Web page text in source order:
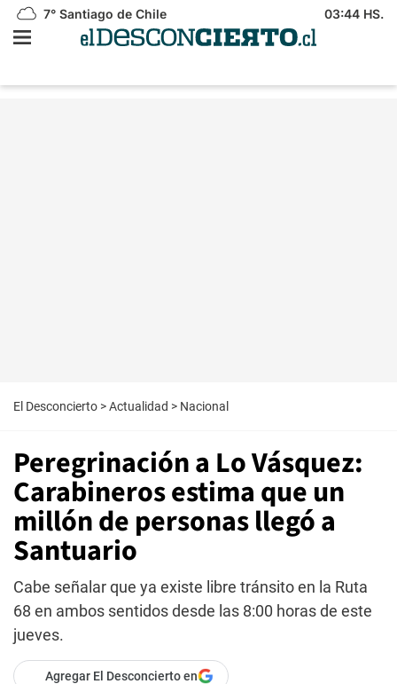
7° Santiago de Chile 03:44 HS.
El Desconcierto >Actualidad > Nacional
Peregrinación a Lo Vásquez:
Carabineros estima que un
millón de personas llegó a
Santuario
Cabe señalar que ya existe libre tránsito en la Ruta
68 en ambos sentidos desde las 8:00 horas de este
jueves.
Agregar El Desconcierto en